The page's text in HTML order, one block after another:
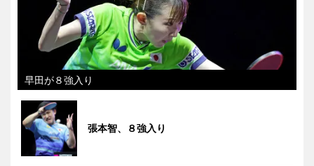
早田が８強入り
張本智、８強入り